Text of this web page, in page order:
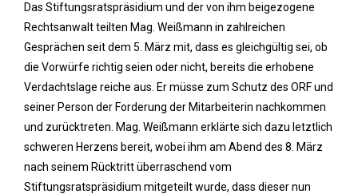
Das Stiftungsratspräsidium und der von ihm beigezogene
Rechtsanwalt teilten Mag. Weißmann in zahlreichen
Gesprächen seit dem 5. März mit, dass es gleichgültig sei, ob
die Vorwürfe richtig seien oder nicht, bereits die erhobene
Verdachtslage reiche aus. Er müsse zum Schutz des ORF und
seiner Person der Forderung der Mitarbeiterin nachkommen
und zurücktreten. Mag. Weißmann erklärte sich dazu letztlich
schweren Herzens bereit, wobei ihm am Abend des 8. März
nach seinem Rücktritt überraschend vom
Stiftungsratspräsidium mitgeteilt wurde, dass dieser nun